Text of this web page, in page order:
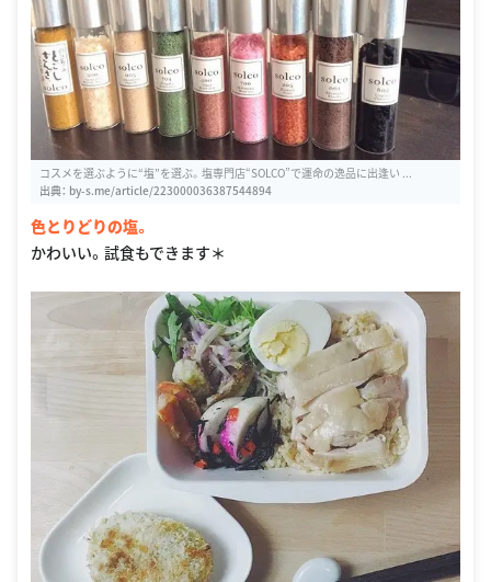
コスメを選ぶように“塩”を選ぶ。塩専門店“SOLCO”で運命の逸品に出逢い ...
出典： by-s.me/article/223000036387544894
色とりどりの塩。
かわいい。試食もできます＊